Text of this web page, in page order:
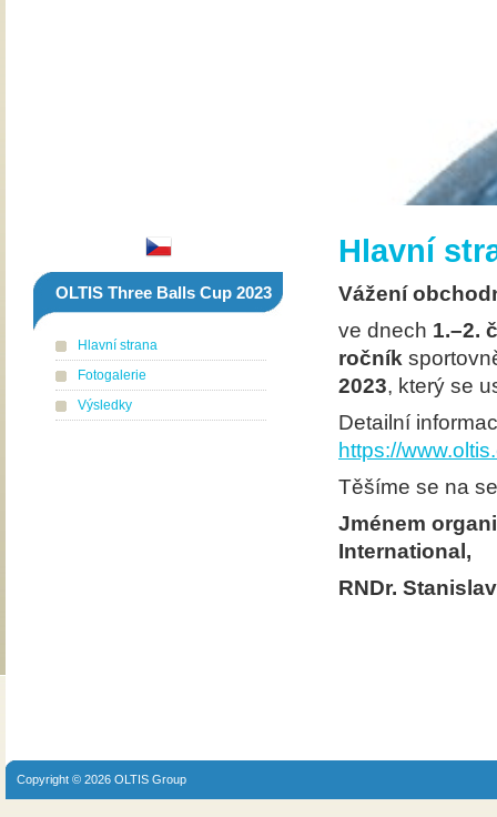
OLTIS Three Balls Cup 2023
Hlavní strana
Fotogalerie
Výsledky
Hlavní
Vážení
ve dnech 1.–2.
ročník
2023, který se
Detailní
https://
Těšíme se na
Jménem
International,
RNDr.
Copyright © 2026 OLTIS Group